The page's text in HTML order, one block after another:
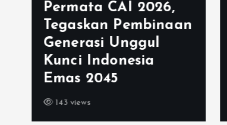
Permata CAI 2026,
Tegaskan Pembinaan
Generasi Unggul
Kunci Indonesia
Emas 2045
143 views